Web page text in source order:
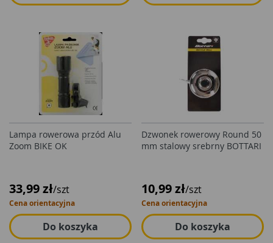
Lampa rowerowa przód Alu
Zoom BIKE OK
33,99 zł/szt
Cena orientacyjna
Do koszyka
Dzwonek rowerowy Round 50
mm stalowy srebrny BOTTARI
10,99 zł/szt
Cena orientacyjna
Do koszyka